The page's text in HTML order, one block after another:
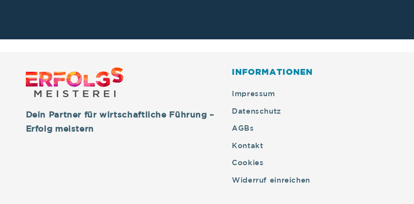
Dein Partner für wirtschaftliche Führung –
Erfolg meistern
INFORMATIONEN
Impressum
Datenschutz
AGBs
Kontakt
Cookies
Widerruf einreichen